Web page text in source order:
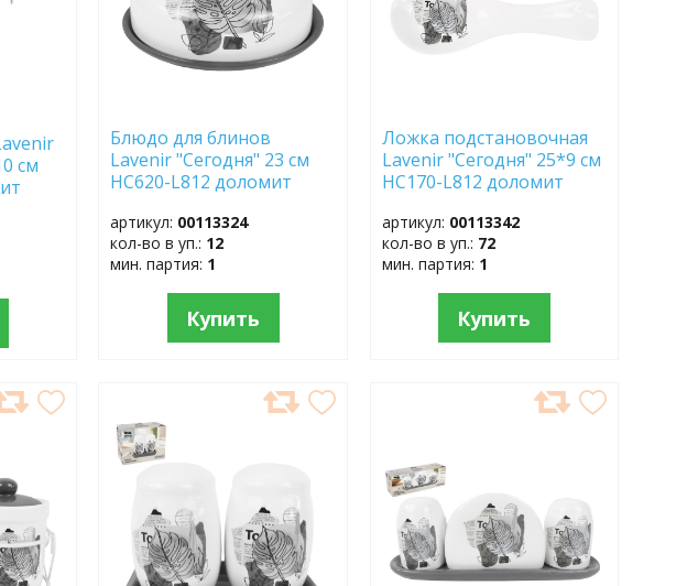
см
Блюдо для блинов
Lavenir "Сегодня" 23 см
HC620-L812 доломит
артикул: 00113324
кол-во в уп.: 12
мин. партия: 1
Купить
Ложка подстановочная
Lavenir "Сегодня" 25*9 см
HC170-L812 доломит
артикул: 00113342
кол-во в уп.: 72
мин. партия: 1
Купить
В
ИЗБРАННОЕ